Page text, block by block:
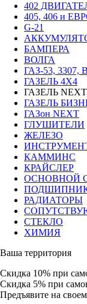
402
405, 406 и
G-21
БАМПЕРА
ВОЛГА
ГАЗ-53,
ГАЗЕЛЬ 4Х4
ГАЗЕЛЬ NEXT
ГАЗЕЛЬ
ГАЗон NEXT
ГЛУШИТЕЛИ
ЖЕЛЕЗО
КАММИНС
КРАЙСЛЕР
ОСНОВНОЙ
РАДИАТОРЫ
СТЕКЛО
ХИМИЯ
Ваша территория
Скидка 10% при
Скидка 5% при
Предъявите на